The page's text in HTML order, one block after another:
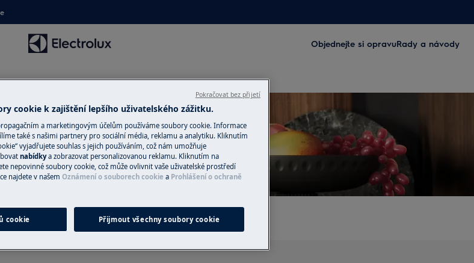
Objednejte si opravuRady a návody
pro Topinkovače
cookie k zajištění lepšího uživatelského zážitku.
a marketingovým účelům používáme soubory cookie. Informace
také s našimi partnery pro sociální média, reklamu a analytiku. Kliknutím
vyjadřujete souhlas s jejich používáním, což nám umožňuje
nabídkya zobrazovat personalizovanou reklamu. Kliknutím na
nepovinné soubory cookie, což může ovlivnit vaše uživatelské prostředí
najdete v našem Oznámení o souborech cookie a Prohlášení o ochraně
cookie Přijmout všechny soubory cookie
Pokračovat bez přijetí